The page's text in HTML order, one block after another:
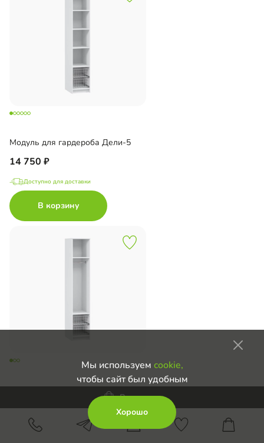
Модуль для гардероба Дели-5
14 750
Доступно для доставки
В корзину
Модуль для гардероба Дели-6
13 650
Доступно для доставки
Мы используем cookie,
чтобы сайт был удобным
Хорошо
В корзину